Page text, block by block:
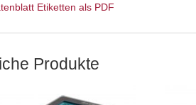
Etiketten als PDF
Produkte